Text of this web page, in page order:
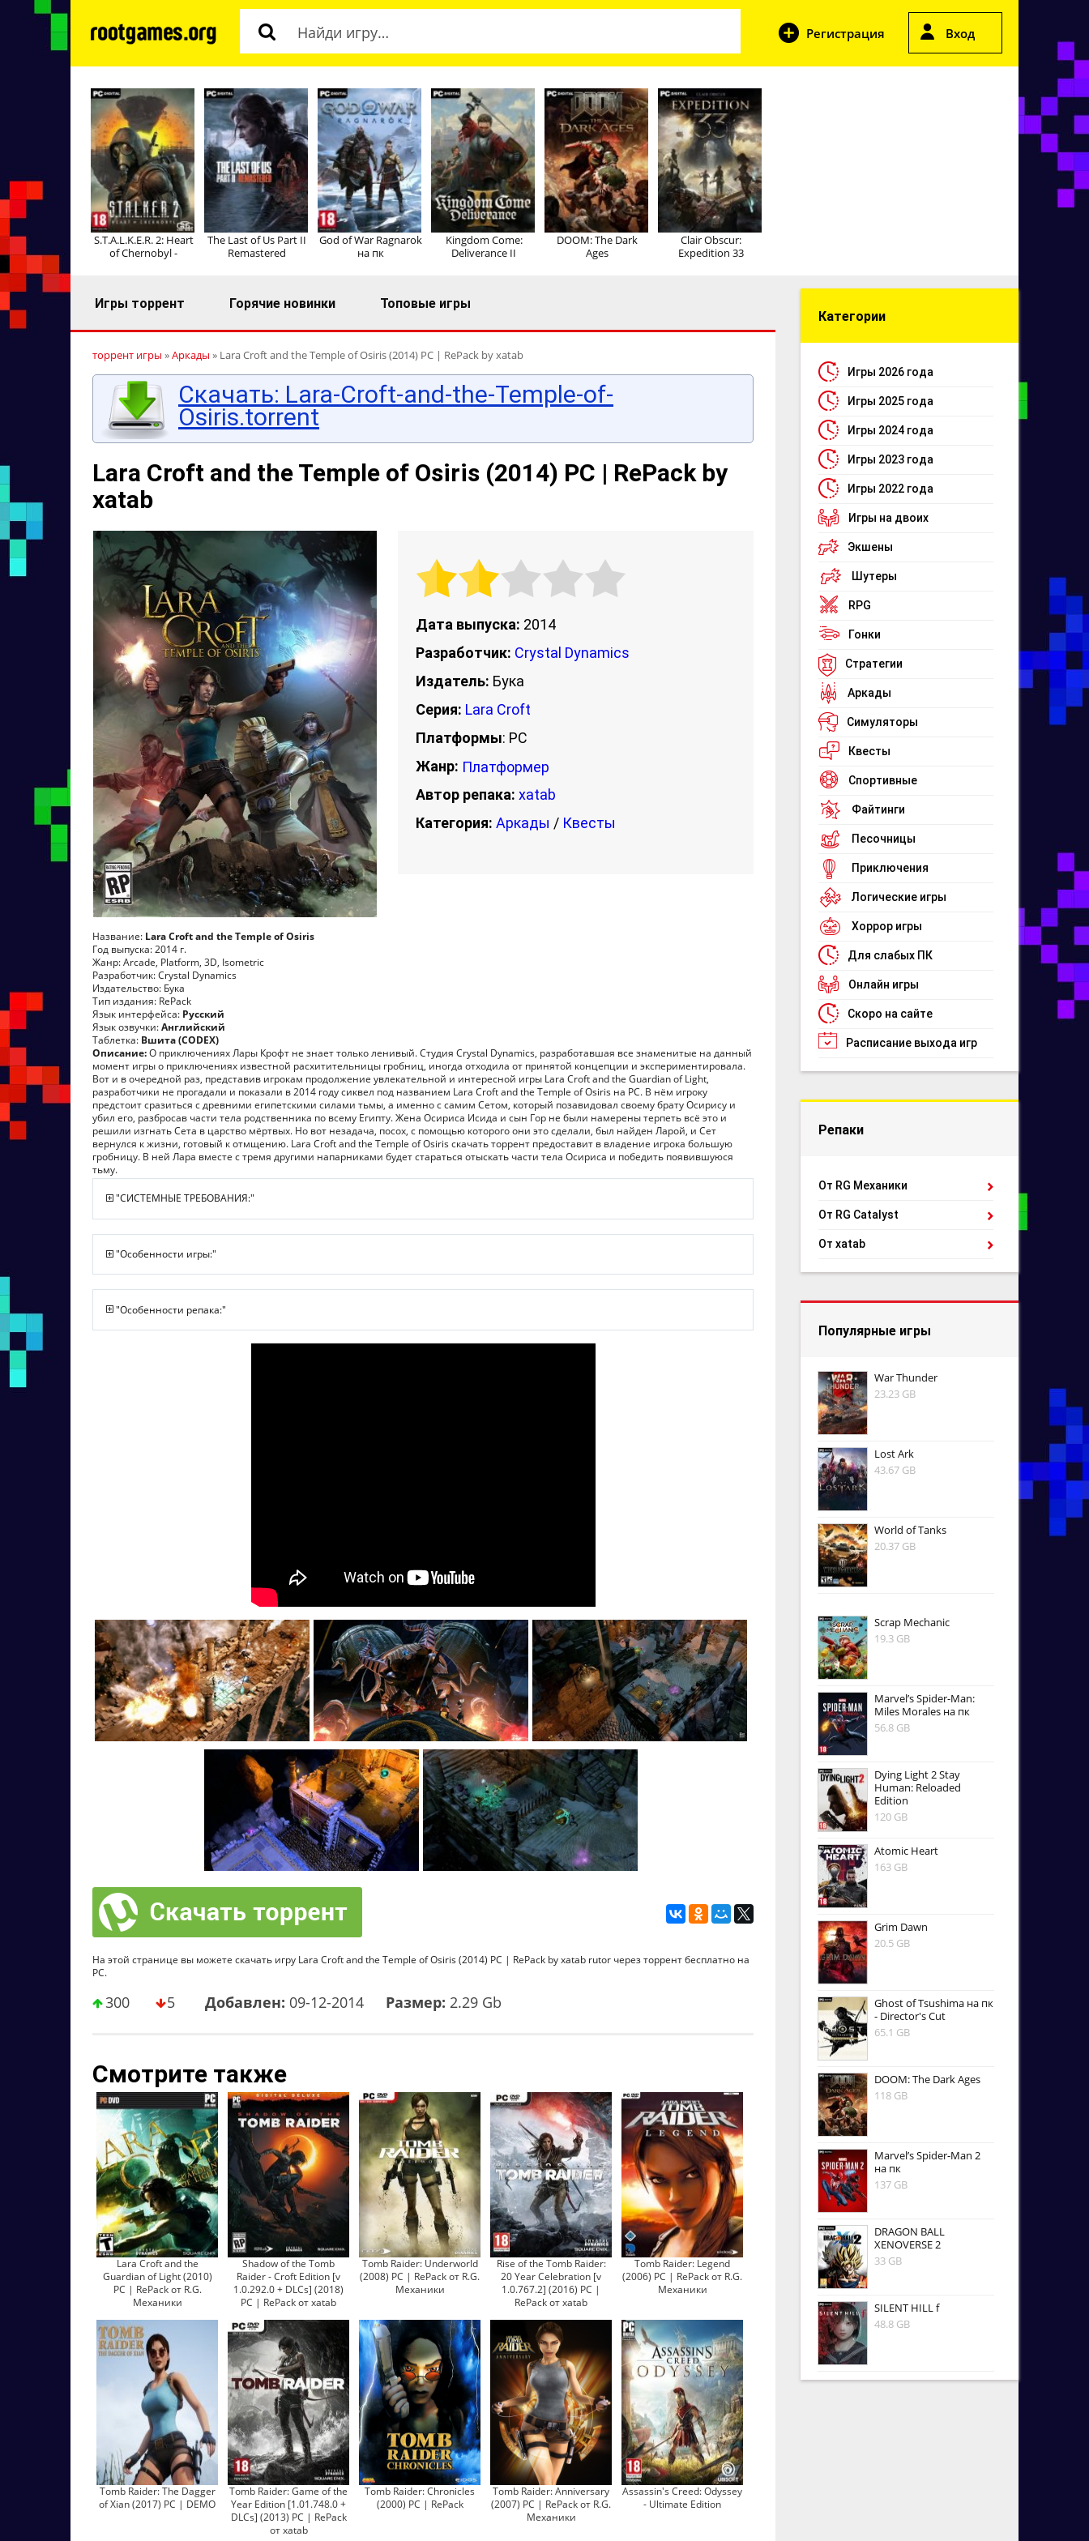
Регистрация Вход
S.T.A.L.K.E.R. 2: Heart
of Chernobyl -
The Last of Us Part II
Remastered
God of War Ragnarok
на пк
Kingdom Come:
Deliverance II
DOOM: The Dark
Ages
Clair Obscur:
Expedition 33
Игры торрент Горячие новинки Топовые игры
торрент игры »Аркады » Lara Croft and the Temple of Osiris (2014) PC | RePack by xatab
Скачать: Lara-Croft-and-the-Temple-of-
Osiris.torrent
Lara Croft and the Temple of Osiris (2014) PC | RePack by
xatab
Дата выпуска: 2014
Разработчик: Crystal Dynamics
Издатель: Бука
Серия: Lara Croft
Платформы: PC
Жанр: Платформер
Автор репака: xatab
Категория: Аркады / Квесты
Название: Lara Croft and the Temple of Osiris
Год выпуска: 2014 г.
Жанр: Arcade, Platform, 3D, Isometric
Разработчик: Crystal Dynamics
Издательство: Бука
Тип издания: RePack
Язык интерфейса: Русский
Язык озвучки:Английский
Таблетка: Вшита (CODEX)
Описание:О приключениях Лары Крофт не знает только ленивый. Студия Crystal Dynamics, разработавшая все знаменитые на данный
момент игры о приключениях известной расхитительницы гробниц, иногда отходила от принятой концепции и экспериментировала.
Вот и в очередной раз, представив игрокам продолжение увлекательной и интересной игры Lara Croft and the Guardian of Light,
разработчики не прогадали и показали в 2014 году сиквел под названием Lara Croft and the Temple of Osiris на PC. В нём игроку
предстоит сразиться с древними египетскими силами тьмы, а именно с самим Сетом, который позавидовал своему брату Осирису и
убил его, разбросав части тела родственника по всему Египту. Жена Осириса Исида и сын Гор не были намерены терпеть всё это и
решили изгнать Сета в царство мёртвых. Но вот незадача, посох, с помощью которого они это сделали, был найден Ларой, и Сет
вернулся к жизни, готовый к отмщению. Lara Croft and the Temple of Osiris скачать торрент предоставит в владение игрока большую
гробницу. В ней Лара вместе с тремя другими напарниками будет стараться отыскать части тела Осириса и победить появившуюся
тьму.
"СИСТЕМНЫЕ ТРЕБОВАНИЯ:"
"Особенности игры:"
"Особенности репака:"
На этой странице вы можете скачать игру Lara Croft and the Temple of Osiris (2014) PC | RePack by xatab rutor через торрент бесплатно на
PC.
300 5 Добавлен: 09-12-2014 Размер: 2.29 Gb
Смотрите также
Lara Croft and the
Guardian of Light (2010)
PC | RePack от R.G.
Механики
Shadow of the Tomb
Raider - Croft Edition [v
1.0.292.0 + DLCs] (2018)
PC | RePack от xatab
Tomb Raider: Underworld
(2008) PC | RePack от R.G.
Механики
Rise of the Tomb Raider:
20 Year Celebration [v
1.0.767.2] (2016) PC |
RePack от xatab
Tomb Raider: Legend
(2006) PC | RePack от R.G.
Механики
Tomb Raider: The Dagger
of Xian (2017) PC | DEMO
Tomb Raider: Game of the
Year Edition [1.01.748.0 +
DLCs] (2013) PC | RePack
от xatab
Tomb Raider: Chronicles
(2000) PC | RePack
Tomb Raider: Anniversary
(2007) PC | RePack от R.G.
Механики
Assassin's Creed: Odyssey
- Ultimate Edition
Категории
Игры 2026 года
Игры 2025 года
Игры 2024 года
Игры 2023 года
Игры 2022 года
Игры на двоих
Экшены
Шутеры
RPG
Гонки
Стратегии
Аркады
Симуляторы
Квесты
Спортивные
Файтинги
Песочницы
Приключения
Логические игры
Хоррор игры
Для слабых ПК
Онлайн игры
Скоро на сайте
Расписание выхода игр
Репаки
От RG Механики
От RG Catalyst
От xatab
Популярные игры
War Thunder
23.23 GB
Lost Ark
43.67 GB
World of Tanks
20.37 GB
Scrap Mechanic
19.3 GB
Marvel’s Spider-Man:
Miles Morales на пк
56.8 GB
Dying Light 2 Stay
Human: Reloaded
Edition
120 GB
Atomic Heart
163 GB
Grim Dawn
20.5 GB
Ghost of Tsushima на пк
- Director's Cut
65.1 GB
DOOM: The Dark Ages
118 GB
Marvel’s Spider-Man 2
на пк
137 GB
DRAGON BALL
XENOVERSE 2
33 GB
SILENT HILL f
48.8 GB